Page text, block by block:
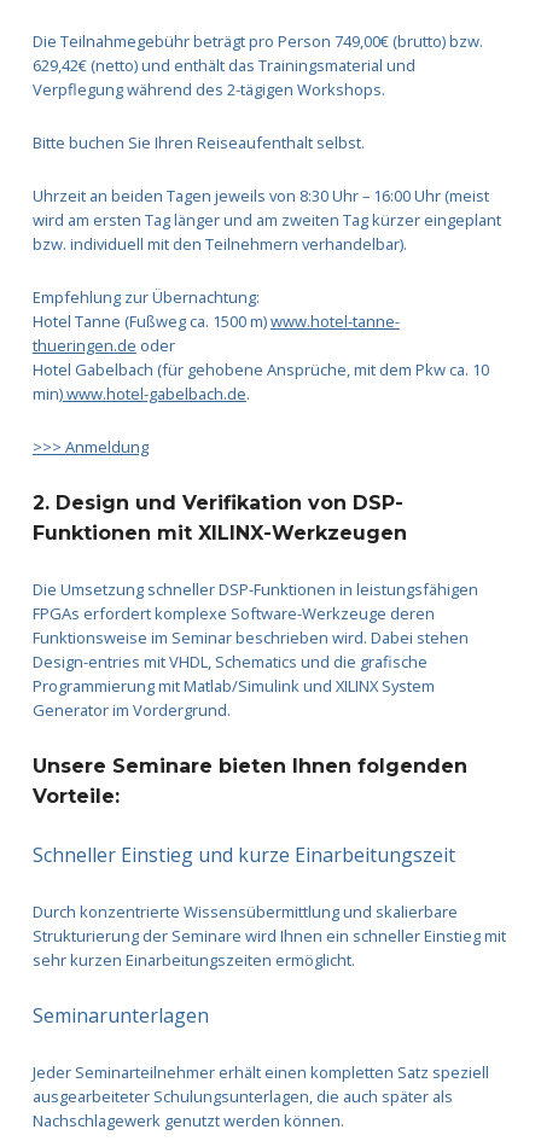
Die Teilnahmegebühr beträgt pro Person 749,00€ (brutto) bzw.
629,42€ (netto) und enthält das Trainingsmaterial und
Verpflegung während des 2-tägigen Workshops.
Bitte buchen Sie Ihren Reiseaufenthalt selbst.
Uhrzeit an beiden Tagen jeweils von 8:30 Uhr – 16:00 Uhr (meist
wird am ersten Tag länger und am zweiten Tag kürzer eingeplant
bzw. individuell mit den Teilnehmern verhandelbar).
Empfehlung zur Übernachtung:
Hotel Tanne (Fußweg ca. 1500 m)www.hotel-tanne-
thueringen.de oder
Hotel Gabelbach (für gehobene Ansprüche, mit dem Pkw ca. 10
min)www.hotel-gabelbach.de.
>>> Anmeldung
2. Design und Verifikation von DSP-
Funktionen mit XILINX-Werkzeugen
Die Umsetzung schneller DSP-Funktionen in leistungsfähigen
FPGAs erfordert komplexe Software-Werkzeuge deren
Funktionsweise im Seminar beschrieben wird. Dabei stehen
Design-entries mit VHDL, Schematics und die grafische
Programmierung mit Matlab/Simulink und XILINX System
Generator im Vordergrund.
Unsere Seminare bieten Ihnen folgenden
Vorteile:
Schneller Einstieg und kurze Einarbeitungszeit
Durch konzentrierte Wissensübermittlung und skalierbare
Strukturierung der Seminare wird Ihnen ein schneller Einstieg mit
sehr kurzen Einarbeitungszeiten ermöglicht.
Seminarunterlagen
Jeder Seminarteilnehmer erhält einen kompletten Satz speziell
ausgearbeiteter Schulungsunterlagen, die auch später als
Nachschlagewerk genutzt werden können.